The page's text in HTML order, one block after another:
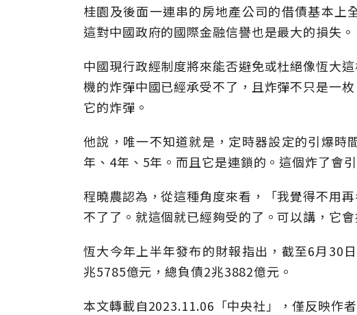
桂園及後面一連串的房地產公司的借債基本上
這對中國政府的國際金融信譽也是最大的損失。
中國現行政經制度將來能否避免或杜絕像恆大
機的炸彈中國已經承受不了，且炸彈不只是一
它的炸彈。
他說，唯一不知道就是，定時器設定的引爆時
年、4年、5年。而且它是連鎖的。這個炸了會
程曉農認為，從這種角度來看，「我覺得不用
不了了。就這個就已經夠受的了。可以講，它
恆大今年上半年發布的財報指出，截至6月30
兆5785億元，總負債2兆3882億元。
本文轉載自2023.11.06 「中央社」 ，僅反映作